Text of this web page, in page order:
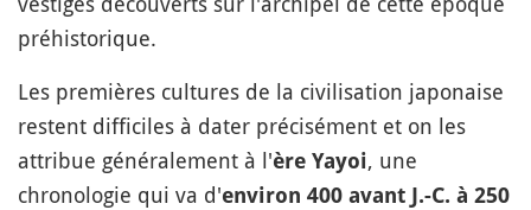
préhistorique.
Les premières cultures de la civilisation japonaise
restent difficiles à dater précisément et on les
attribue généralement à l'ère Yayoi, une
chronologie qui va d'environ 400 avant J.-C. à 250